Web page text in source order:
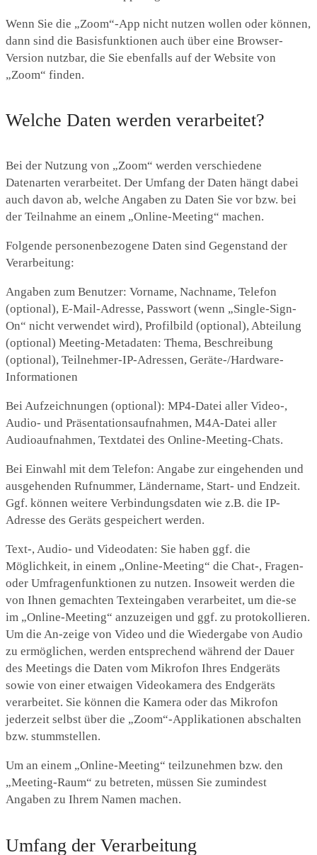
Wenn Sie die „Zoom“-App nicht nutzen wollen oder können,
dann sind die Basisfunktionen auch über eine Browser-
Version nutzbar, die Sie ebenfalls auf der Website von
„Zoom“ finden.
Welche Daten werden verarbeitet?
Bei der Nutzung von „Zoom“ werden verschiedene
Datenarten verarbeitet. Der Umfang der Daten hängt dabei
auch davon ab, welche Angaben zu Daten Sie vor bzw. bei
der Teilnahme an einem „Online-Meeting“ machen.
Folgende personenbezogene Daten sind Gegenstand der
Verarbeitung:
Angaben zum Benutzer: Vorname, Nachname, Telefon
(optional), E-Mail-Adresse, Passwort (wenn „Single-Sign-
On“ nicht verwendet wird), Profilbild (optional), Abteilung
(optional) Meeting-Metadaten: Thema, Beschreibung
(optional), Teilnehmer-IP-Adressen, Geräte-/Hardware-
Informationen
Bei Aufzeichnungen (optional): MP4-Datei aller Video-,
Audio- und Präsentationsaufnahmen, M4A-Datei aller
Audioaufnahmen, Textdatei des Online-Meeting-Chats.
Bei Einwahl mit dem Telefon: Angabe zur eingehenden und
ausgehenden Rufnummer, Ländername, Start- und Endzeit.
Ggf. können weitere Verbindungsdaten wie z.B. die IP-
Adresse des Geräts gespeichert werden.
Text-, Audio- und Videodaten: Sie haben ggf. die
Möglichkeit, in einem „Online-Meeting“ die Chat-, Fragen-
oder Umfragenfunktionen zu nutzen. Insoweit werden die
von Ihnen gemachten Texteingaben verarbeitet, um die-se
im „Online-Meeting“ anzuzeigen und ggf. zu protokollieren.
Um die An-zeige von Video und die Wiedergabe von Audio
zu ermöglichen, werden entsprechend während der Dauer
des Meetings die Daten vom Mikrofon Ihres Endgeräts
sowie von einer etwaigen Videokamera des Endgeräts
verarbeitet. Sie können die Kamera oder das Mikrofon
jederzeit selbst über die „Zoom“-Applikationen abschalten
bzw. stummstellen.
Um an einem „Online-Meeting“ teilzunehmen bzw. den
„Meeting-Raum“ zu betreten, müssen Sie zumindest
Angaben zu Ihrem Namen machen.
Umfang der Verarbeitung